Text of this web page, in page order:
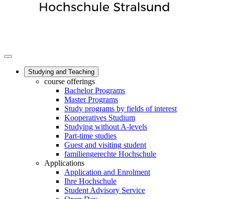
Studying and Teaching
course offerings
Bachelor Programs
Master Programs
Study programs by fields of interest
Kooperatives Studium
Studying without A-levels
Part-time studies
Guest and visiting student
familiengerechte Hochschule
Applications
Application and Enrolment
Ihre Hochschule
Student Advisory Service